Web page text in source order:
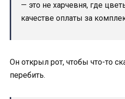
— это не харчевня, где
качестве оплаты за
Он открыл рот, чтобы что-то
перебить.